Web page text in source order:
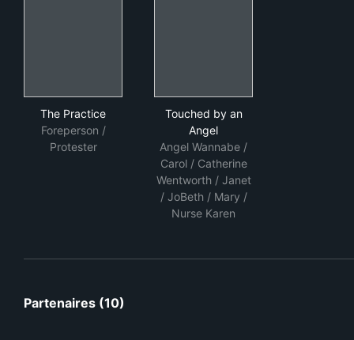
The Practice
Foreperson /
Protester
Touched by an
Angel
Angel Wannabe /
Carol / Catherine
Wentworth / Janet
/ JoBeth / Mary /
Nurse Karen
Partenaires (10)